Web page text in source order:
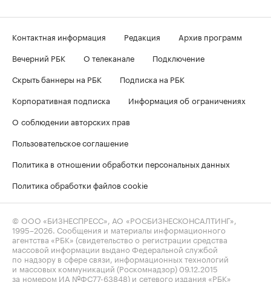
Контактная информация Редакция
Архив программ
Вечерний РБК
О телеканале
Подключение
Скрыть баннеры на РБК
Подписка на РБК
Корпоративная подписка
Информация об ограничениях
О соблюдении авторских прав
Пользовательское соглашение
Политика в отношении обработки персональных данных
Политика обработки файлов cookie
© ООО «БИЗНЕСПРЕСС», АО «РОСБИЗНЕСКОНСАЛТИНГ»,
1995–2026 . Сообщения и материалы информационного
агентства «РБК» (свидетельство о регистрации средства
массовой информации выдано Федеральной службой
по надзору в сфере связи, информационных технологий
и массовых коммуникаций (Роскомнадзор) 09.12.2015
за номером ИА №ФС77-63848) и сетевого издания «РБК»